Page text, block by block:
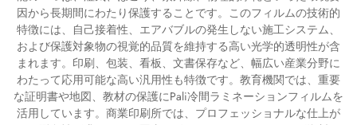
因から長期間にわたり保護することです。このフィルムの技術的
特徴には、自己接着性、エアバブルの発生しない施工システム、
および保護対象物の視覚的品質を維持する高い光学的透明性が含
まれます。印刷、包装、看板、文書保存など、幅広い産業分野に
わたって応用可能な高い汎用性も特徴です。教育機関では、重要
な証明書や地図、教材の保護にPali冷間ラミネーションフィルムを
活用しています。商業印刷所では、プロフェッショナルな仕上が